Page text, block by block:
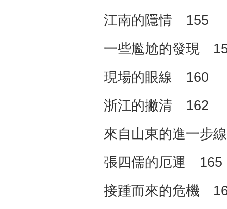
江南的隱情 155
一些尷尬的發現
現場的眼線 160
浙江的撇清 162
來自山東的進一步
張四儒的厄運 165
接踵而來的危機